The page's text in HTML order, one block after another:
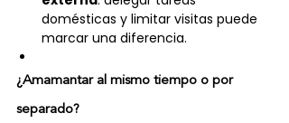
domésticas y limitar visitas puede
marcar una diferencia.
¿Amamantar al mismo tiempo o por
separado?